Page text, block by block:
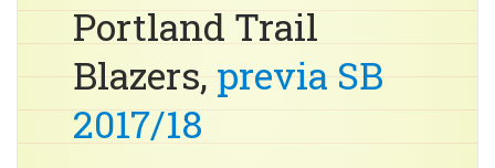
Portland Trail
Blazers, previa SB
2017/18